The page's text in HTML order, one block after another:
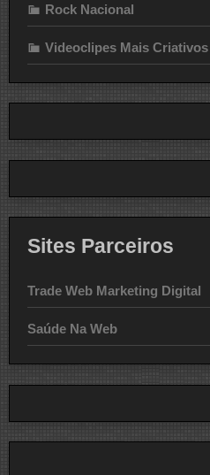
Rock Nacional
Videoclipes Mais Criativos
Sites Parceiros
Trade Web Marketing Digital
Saúde Na Web